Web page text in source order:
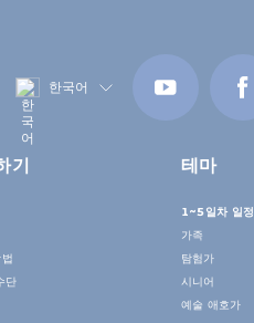
한국어
기
단
테마
1~5일차 일정
가족
탐험가
시니어
예술 애호가